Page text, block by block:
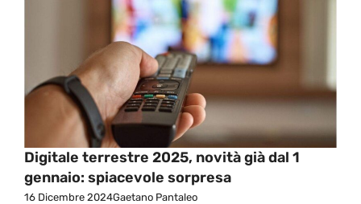
Digitale terrestre 2025, novità già dal 1
gennaio: spiacevole sorpresa
16 Dicembre 2024Gaetano Pantaleo